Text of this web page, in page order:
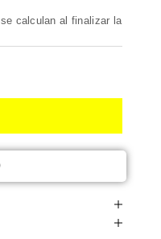
se calculan al finalizar la